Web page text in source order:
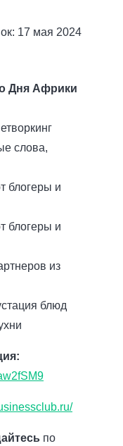
17 мая 2024
Дня Африки
слова,
блогеры и
блогеры и
из
блюд
по